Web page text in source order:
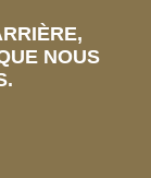
NOUS